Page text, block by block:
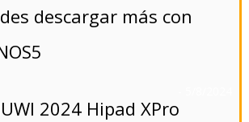
descargar más con
2024 Hipad XPro